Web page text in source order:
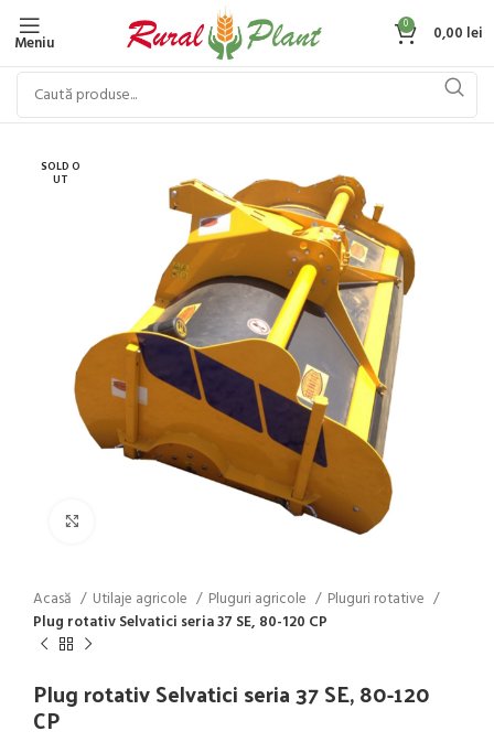
Meniu
0 0,00 lei
SOLD O
UT
Acasă Utilaje agricole Pluguri agricole
Pluguri rotative
Plug rotativ Selvatici seria 37 SE, 80-120 CP
Plug rotativ Selvatici seria 37 SE, 80-120
CP